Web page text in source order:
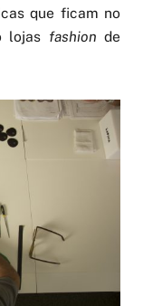
que ficam no
lojas fashion de